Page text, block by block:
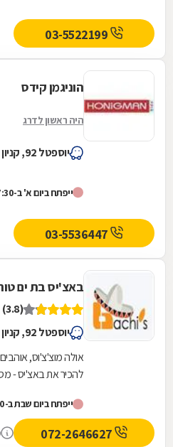
הוניגמן קידס
היה ראשון לדרג
יוספטל 92, קניון בת ים
ייפתח ביום א' ב-7:30
03-5536447
באצ'יס בת ים
(3.8)
יוספטל 92, קניון בת ים
אולה מוצ'צ'וס,
להכיר את באצ'יס -
המנות...
ייפתח ביום שבת ב-18:30